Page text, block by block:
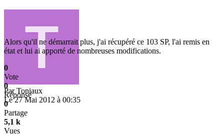
ParToniaux
Le 27 Mai 2012 à 00:35
Alors qu'il ne démarrait plus, j'ai récupéré ce 103 SP, l'ai remis en
état et lui ai apporté de nombreuses modifications.
0
Vote
0
Réponse
0
Partage
5,1 k
Vues